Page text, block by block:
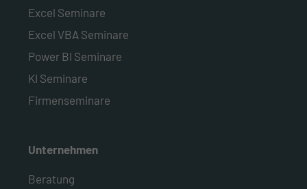
Excel Seminare
Excel VBA Seminare
Power BI Seminare
KI Seminare
Firmenseminare
Unternehmen
Beratung